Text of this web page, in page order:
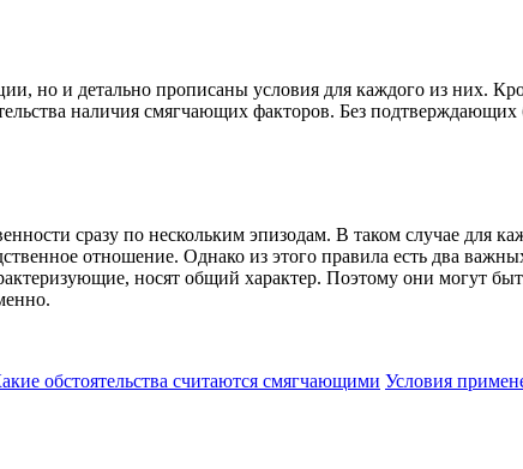
но и детально прописаны условия для каждого из них.
наличия смягчающих факторов. Без подтверждающих
сразу по нескольким эпизодам. В таком случае для
отношение. Однако из этого правила есть два
носят общий характер. Поэтому они могут
обстоятельства считаются смягчающими Условия